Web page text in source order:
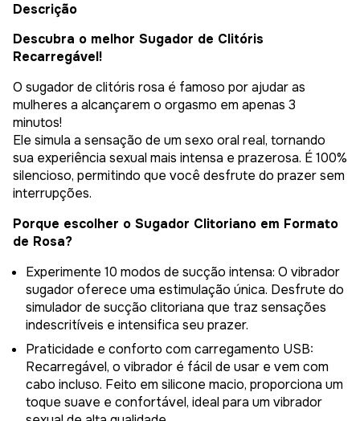
Descrição
Descubra o melhor Sugador de Clitóris
Recarregável!
O sugador de clitóris rosa é famoso por ajudar as
mulheres a alcançarem o orgasmo em apenas 3
minutos!
Ele simula a sensação de um sexo oral real, tornando
sua experiência sexual mais intensa e prazerosa. É 100%
silencioso, permitindo que você desfrute do prazer sem
interrupções.
Porque escolher o Sugador Clitoriano em Formato
de Rosa?
Experimente 10 modos de sucção intensa: O vibrador
sugador oferece uma estimulação única. Desfrute do
simulador de sucção clitoriana que traz sensações
indescritíveis e intensifica seu prazer.
Praticidade e conforto com carregamento USB:
Recarregável, o vibrador é fácil de usar e vem com
cabo incluso. Feito em silicone macio, proporciona um
toque suave e confortável, ideal para um vibrador